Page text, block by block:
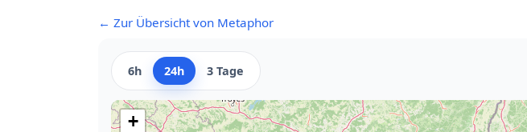
← Zur Übersicht von Metaphor
6h 24h 3 Tage
+